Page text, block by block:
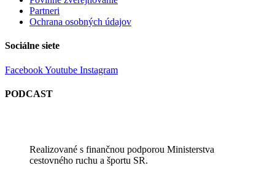
Partneri
Ochrana osobných údajov
Sociálne siete
FacebookYoutube Instagram
PODCAST
Realizované s finančnou podporou Ministerstva
cestovného ruchu a športu SR.